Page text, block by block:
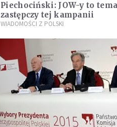
Piechociński: JOW-y to
zastępczy tej kampanii
WIADOMOŚCI Z POLSKI